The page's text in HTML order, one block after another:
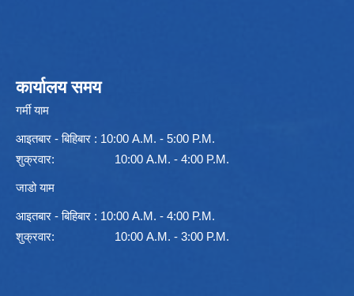
कार्यालय समय
गर्मी याम
आइतबार - बिहिबार : 10:00 A.M. - 5:00 P.M.
शुक्रवार: 10:00 A.M. - 4:00 P.M.
जाडो याम
आइतबार - बिहिबार : 10:00 A.M. - 4:00 P.M.
शुक्रवार: 10:00 A.M. - 3:00 P.M.